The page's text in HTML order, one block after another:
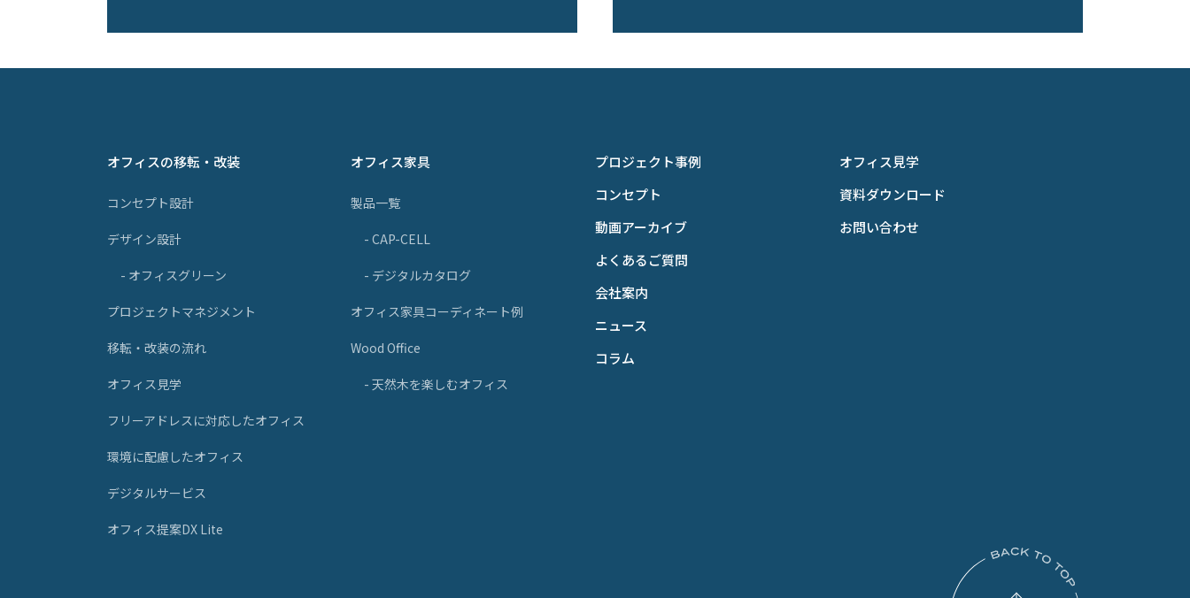
オフィスの移転・改装
コンセプト設計
デザイン設計
- オフィスグリーン
プロジェクトマネジメント
移転・改装の流れ
オフィス見学
フリーアドレスに対応したオフィス
環境に配慮したオフィス
デジタルサービス
オフィス提案DX Lite
オフィス家具
製品一覧
- CAP-CELL
- デジタルカタログ
オフィス家具コーディネート例
Wood Office
- 天然木を楽しむオフィス
プロジェクト事例
コンセプト
動画アーカイブ
よくあるご質問
会社案内
ニュース
コラム
オフィス見学
資料ダウンロード
お問い合わせ